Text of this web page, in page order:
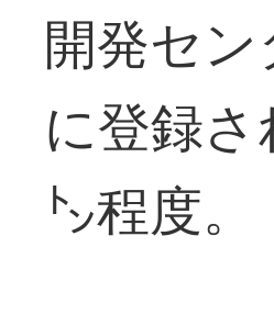
開発セ
に登録
㌧程度。